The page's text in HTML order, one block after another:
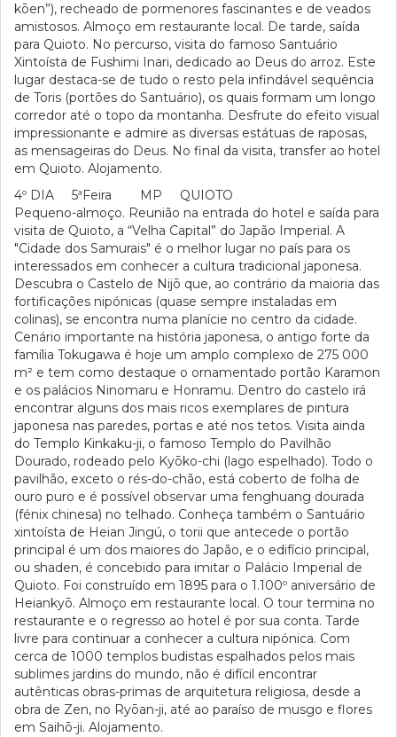
kōen”), recheado de pormenores fascinantes e de veados
amistosos. Almoço em restaurante local. De tarde, saída
para Quioto. No percurso, visita do famoso Santuário
Xintoísta de Fushimi Inari, dedicado ao Deus do arroz. Este
lugar destaca-se de tudo o resto pela infindável sequência
de Toris (portões do Santuário), os quais formam um longo
corredor até o topo da montanha. Desfrute do efeito visual
impressionante e admire as diversas estátuas de raposas,
as mensageiras do Deus. No final da visita, transfer ao hotel
em Quioto. Alojamento.
4º DIA 5ªFeira MP QUIOTO
Pequeno-almoço. Reunião na entrada do hotel e saída para
visita de Quioto, a “Velha Capital” do Japão Imperial. A
"Cidade dos Samurais" é o melhor lugar no país para os
interessados em conhecer a cultura tradicional japonesa.
Descubra o Castelo de Nijō que, ao contrário da maioria das
fortificações nipónicas (quase sempre instaladas em
colinas), se encontra numa planície no centro da cidade.
Cenário importante na história japonesa, o antigo forte da
família Tokugawa é hoje um amplo complexo de 275 000
m² e tem como destaque o ornamentado portão Karamon
e os palácios Ninomaru e Honramu. Dentro do castelo irá
encontrar alguns dos mais ricos exemplares de pintura
japonesa nas paredes, portas e até nos tetos. Visita ainda
do Templo Kinkaku-ji, o famoso Templo do Pavilhão
Dourado, rodeado pelo Kyōko-chi (lago espelhado). Todo o
pavilhão, exceto o rés-do-chão, está coberto de folha de
ouro puro e é possível observar uma fenghuang dourada
(fénix chinesa) no telhado. Conheça também o Santuário
xintoísta de Heian Jingú, o torii que antecede o portão
principal é um dos maiores do Japão, e o edifício principal,
ou shaden, é concebido para imitar o Palácio Imperial de
Quioto. Foi construído em 1895 para o 1.100º aniversário de
Heiankyō. Almoço em restaurante local. O tour termina no
restaurante e o regresso ao hotel é por sua conta. Tarde
livre para continuar a conhecer a cultura nipónica. Com
cerca de 1000 templos budistas espalhados pelos mais
sublimes jardins do mundo, não é difícil encontrar
autênticas obras-primas de arquitetura religiosa, desde a
obra de Zen, no Ryōan-ji, até ao paraíso de musgo e flores
em Saihō-ji. Alojamento.